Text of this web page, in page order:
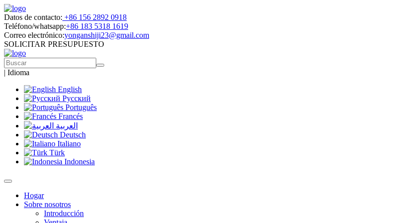
Datos de contacto: +86 156 2892 0918
Teléfono/whatsapp:+86 183 5318 1619
Correo electrónico:yonganshiji23@gmail.com
SOLICITAR PRESUPUESTO
| Idioma
English
Русский
Português
Francés
العربية
Deutsch
Italiano
Türk
Indonesia
Hogar
Sobre nosotros
Introducción